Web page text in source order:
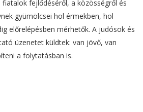
fejlődéséről, a közösségről és
gyümölcsei hol érmekben, hol
előrelépésben mérhetők. A judósok és
üzenetet küldtek: van jövő, van
a folytatásban is.